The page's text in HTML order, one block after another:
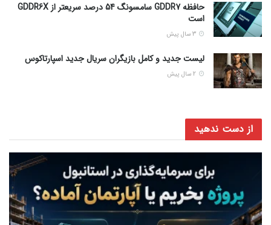
حافظه GDDR7 سامسونگ 54 درصد سریعتر از GDDR6X
است
لیست جدید و کامل بازیگران سریال جدید اسپارتاکوس
از دست ندهید